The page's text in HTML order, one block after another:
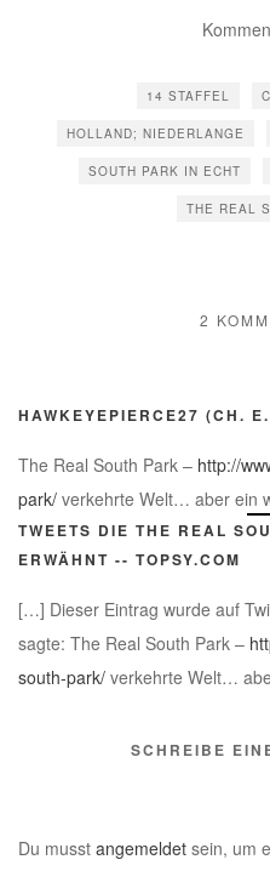
14 STAFFEL
HOLLAND; NIEDERLANGE
SOUTH PARK IN ECHT
THE REAL
2
HAWKEYEPIERCE27 (CH.
The Real South Park – http://
park/ verkehrte Welt… aber ein
TWEETS DIE THE REAL
ERWÄHNT -- TOPSY.COM
[…] Dieser Eintrag wurde auf
sagte: The Real South Park –
south-park/ verkehrte Welt…
SCHREIBE
Du musst angemeldet sein, um